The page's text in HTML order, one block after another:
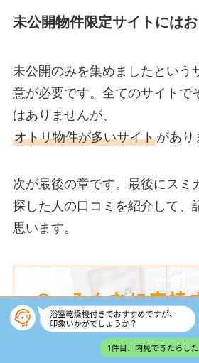
未公開物件限定サイトには
未公開のみを集めましたという
意が必要です。全てのサイトで
はありませんが、
オトリ物件が多いサイトがあり
次が最後の章です。最後にスミ
探した人の口コミを紹介して、
思います。